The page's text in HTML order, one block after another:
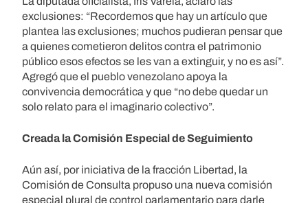
exclusiones: “Recordemos que hay un artículo que
plantea las exclusiones; muchos pudieran pensar que
a quienes cometieron delitos contra el patrimonio
público esos efectos se les van a extinguir, y no es así”.
Agregó que el pueblo venezolano apoya la
convivencia democrática y que “no debe quedar un
solo relato para el imaginario colectivo”.
Creada la Comisión Especial de Seguimiento
Aún así, por iniciativa de la fracción Libertad, la
Comisión de Consulta propuso una nueva comisión
especial plural de control parlamentario para darle